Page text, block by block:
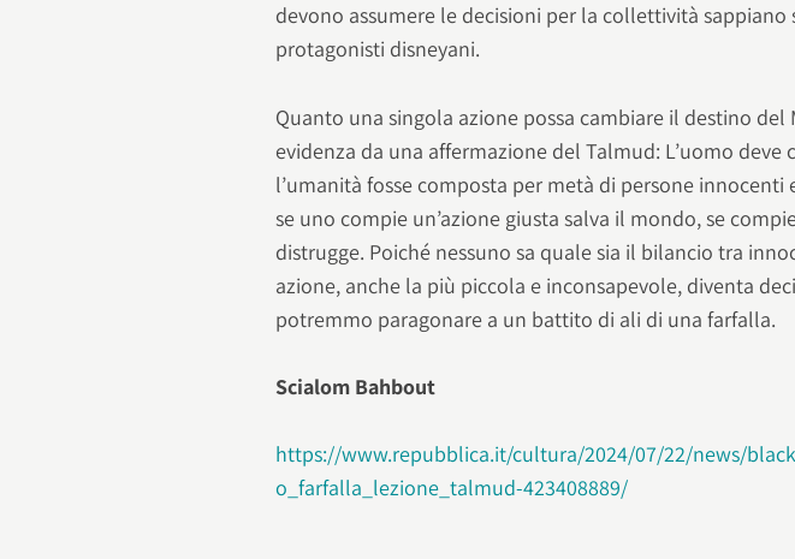
devono assumere le decisioni per la collettività sappiano
protagonisti disneyani.
Quanto una singola azione possa cambiare il destino del
evidenza da una affermazione del Talmud: L’uomo deve
l’umanità fosse composta per metà di persone innocenti
se uno compie un’azione giusta salva il mondo, se
distrugge. Poiché nessuno sa quale sia il bilancio tra
azione, anche la più piccola e inconsapevole, diventa
potremmo paragonare a un battito di ali di una farfalla.
Scialom Bahbout
https://www.repubblica.it/cultura/2024/07/22/news/
o_farfalla_lezione_talmud-423408889/